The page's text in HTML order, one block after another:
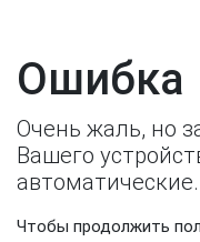
Ошибка
Очень жаль, но
Вашего
автоматические.
Чтобы продолжить